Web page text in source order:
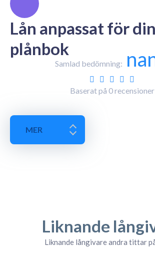
Lån anpassat för din
plånbok
Samlad bedömning:
Baserat på 0recensioner
MER
Liknande
Liknande långivare andra tittar